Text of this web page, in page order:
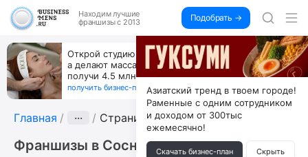
Находим лучшие
франшизы с 2013
Подобрать →
Открой студию, где не колют и не режут,
а делают массаж лица руками и в первый же год
получи 4.5 млн
получить бизнес-план ↓
Главная ··· Страница 7
Франшизы в Сосновом Бору
Азиатский тренд в твоем городе!
Раменные с одним сотрудником
и доходом от 300тыс
ежемесячно!
Скачать бизнес-план Скрыть